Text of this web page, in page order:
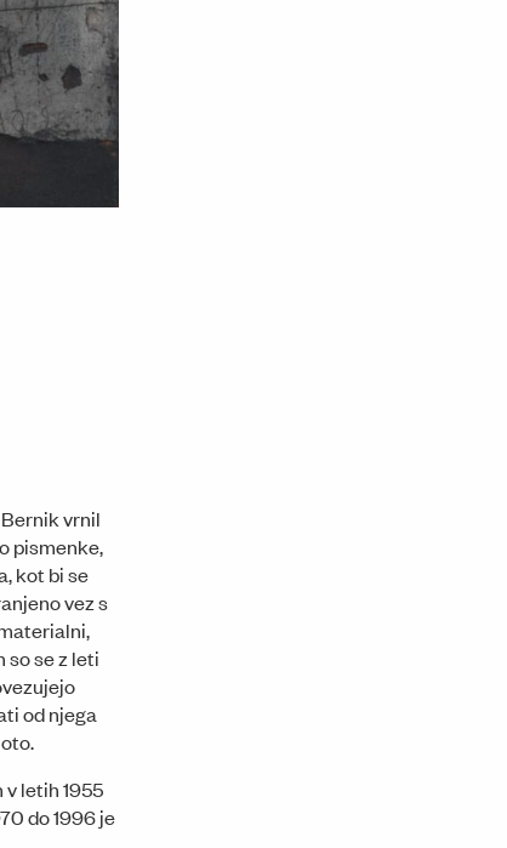
vrnil
pismenke,
kot bi se
vez s
so se z leti
od njega
v letih 1955
do 1996 je